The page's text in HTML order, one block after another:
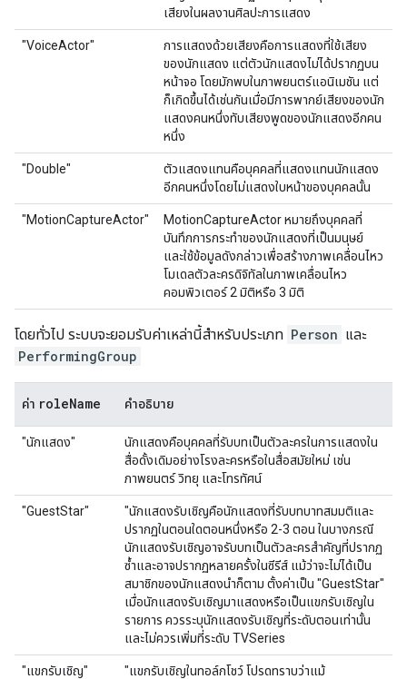
เสียงในผลงานศิลปะการแสดง
"VoiceActor"
การแสดงด้วยเสียงคือการแสดงที่ใช้เสียง
ของนักแสดง แต่ตัวนักแสดงไม่ได้ปรากฏบน
หน้าจอ โดยมักพบในภาพยนตร์แอนิเมชัน แต่
ก็เกิดขึ้นได้เช่นกันเมื่อมีการพากย์เสียงของนัก
แสดงคนหนึ่งทับเสียงพูดของนักแสดงอีกคน
หนึ่ง
"Double"
ตัวแสดงแทนคือบุคคลที่แสดงแทนนักแสดง
อีกคนหนึ่งโดยไม่แสดงใบหน้าของบุคคลนั้น
"MotionCaptureActor"
MotionCaptureActor หมายถึงบุคคลที่
บันทึกการกระทำของนักแสดงที่เป็นมนุษย์
และใช้ข้อมูลดังกล่าวเพื่อสร้างภาพเคลื่อนไหว
โมเดลตัวละครดิจิทัลในภาพเคลื่อนไหว
คอมพิวเตอร์ 2 มิติหรือ 3 มิติ
โดยทั่วไป ระบบจะยอมรับค่าเหล่านี้สำหรับประเภท Person และ
PerformingGroup
ค่า roleName คำอธิบาย
"นักแสดง"
นักแสดงคือบุคคลที่รับบทเป็นตัวละครในการแสดงใน
สื่อดั้งเดิมอย่างโรงละครหรือในสื่อสมัยใหม่ เช่น
ภาพยนตร์ วิทยุ และโทรทัศน์
"GuestStar"
"นักแสดงรับเชิญคือนักแสดงที่รับบทบาทสมมติและ
ปรากฏในตอนใดตอนหนึ่งหรือ 2-3 ตอน ในบางกรณี
นักแสดงรับเชิญอาจรับบทเป็นตัวละครสำคัญที่ปรากฏ
ซ้ำและอาจปรากฏหลายครั้งในซีรีส์ แม้ว่าจะไม่ได้เป็น
สมาชิกของนักแสดงนำก็ตาม ตั้งค่าเป็น "GuestStar"
เมื่อนักแสดงรับเชิญมาแสดงหรือเป็นแขกรับเชิญใน
รายการ ควรระบุนักแสดงรับเชิญที่ระดับตอนเท่านั้น
และไม่ควรเพิ่มที่ระดับ TVSeries
"แขกรับเชิญ"
"แขกรับเชิญในทอล์กโชว์ โปรดทราบว่าแม้